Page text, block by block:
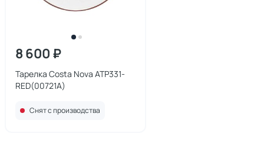
8 600 ₽
Тарелка Costa Nova ATP331-
RED(00721A)
Снят с производства